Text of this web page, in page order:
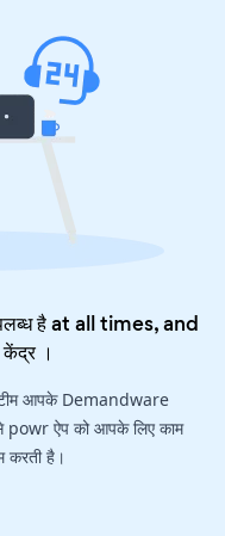
है at all times, and
केंद्र।
टीम आपके Demandware
ऐप को आपके लिए काम
करती है।